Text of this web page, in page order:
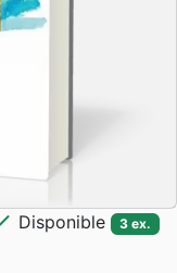
Disponible 3 ex.